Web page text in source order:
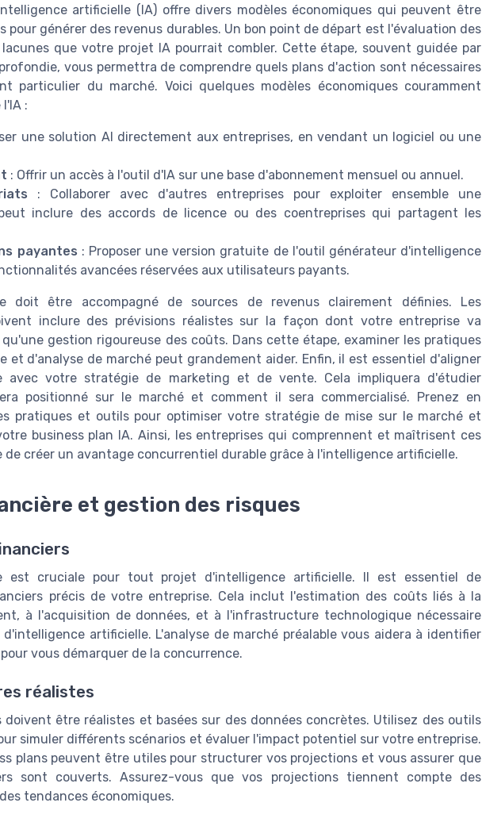
artificielle (IA) offre divers modèles économiques qui peuvent être
pour générer des revenus durables. Un bon point de départ est l'évaluation des
que votre projet IA pourrait combler. Cette étape, souvent guidée par
vous permettra de comprendre quels plans d'action sont nécessaires
particulier du marché. Voici quelques modèles économiques couramment
:
une solution AI directement aux entreprises, en vendant un logiciel ou une
: Offrir un accès à l'outil d'IA sur une base d'abonnement mensuel ou annuel.
: Collaborer avec d'autres entreprises pour exploiter ensemble une
inclure des accords de licence ou des coentreprises qui partagent les
payantes : Proposer une version gratuite de l'outil générateur d'intelligence
avancées réservées aux utilisateurs payants.
doit être accompagné de sources de revenus clairement définies. Les
inclure des prévisions réalistes sur la façon dont votre entreprise va
gestion rigoureuse des coûts. Dans cette étape, examiner les pratiques
et d'analyse de marché peut grandement aider. Enfin, il est essentiel d'aligner
avec votre stratégie de marketing et de vente. Cela impliquera d'étudier
positionné sur le marché et comment il sera commercialisé. Prenez en
pratiques et outils pour optimiser votre stratégie de mise sur le marché et
business plan IA. Ainsi, les entreprises qui comprennent et maîtrisent ces
de créer un avantage concurrentiel durable grâce à l'intelligence artificielle.
et gestion des risques
est cruciale pour tout projet d'intelligence artificielle. Il est essentiel de
précis de votre entreprise. Cela inclut l'estimation des coûts liés à la
à l'acquisition de données, et à l'infrastructure technologique nécessaire
artificielle. L'analyse de marché préalable vous aidera à identifier
vous démarquer de la concurrence.
réalistes
doivent être réalistes et basées sur des données concrètes. Utilisez des outils
simuler différents scénarios et évaluer l'impact potentiel sur votre entreprise.
plans peuvent être utiles pour structurer vos projections et vous assurer que
sont couverts. Assurez-vous que vos projections tiennent compte des
tendances économiques.